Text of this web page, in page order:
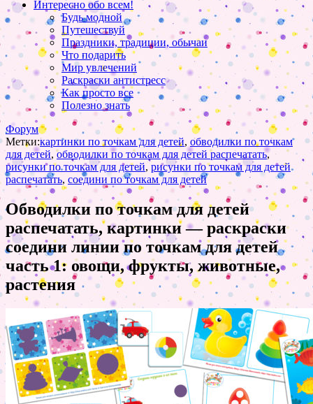
Интересно обо всем!
Будь модной
Путешествуй
Праздники, традиции, обычаи
Что подарить
Мир увлечений
Раскраски антистресс
Как просто все
Полезно знать
Форум
Метки:картинки по точкам для детей, обводилки по точкам
для детей,обводилки по точкам для детей распечатать,
рисунки по точкам для детей,рисунки по точкам для детей
распечатать, соедини по точкам для детей
Обводилки по точкам для детей
распечатать, картинки — раскраски
соедини линии по точкам для детей
часть 1: овощи, фрукты, животные,
растения